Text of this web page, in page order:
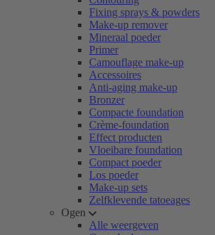
Fixing sprays & powders
Make-up remover
Mineraal poeder
Primer
Camouflage make-up
Accessoires
Anti-aging make-up
Bronzer
Compacte foundation
Crème-foundation
Effect producten
Vloeibare foundation
Compact poeder
Los poeder
Make-up sets
Zelfklevende tatoeages
Ogen
Alle weergeven